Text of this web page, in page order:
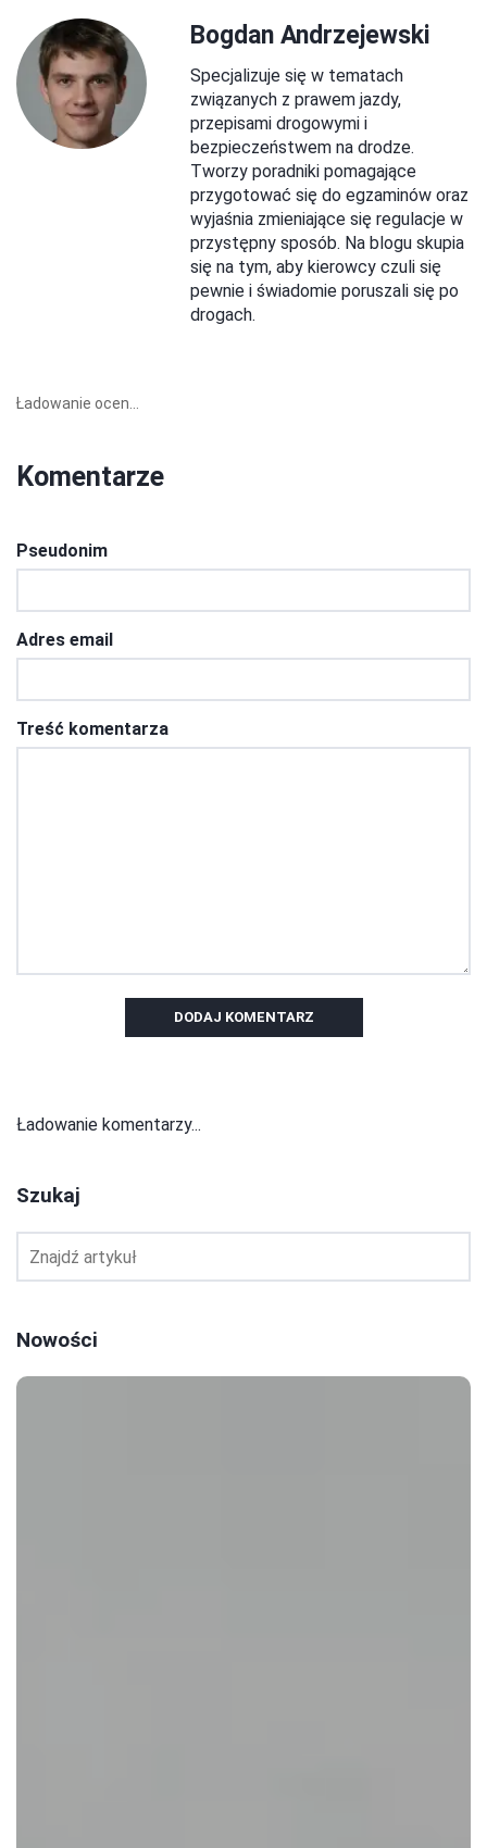
Bogdan Andrzejewski
Specjalizuje się w tematach
związanych z prawem jazdy,
przepisami drogowymi i
bezpieczeństwem na drodze.
Tworzy poradniki pomagające
przygotować się do egzaminów oraz
wyjaśnia zmieniające się regulacje w
przystępny sposób. Na blogu skupia
się na tym, aby kierowcy czuli się
pewnie i świadomie poruszali się po
drogach.
Ładowanie ocen...
Komentarze
Pseudonim
Adres email
Treść komentarza
DODAJ KOMENTARZ
Ładowanie komentarzy...
Szukaj
Nowości